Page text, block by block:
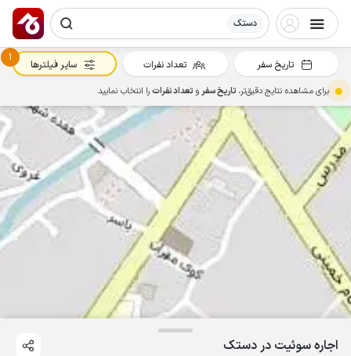
دستک
اجاره سوئیت در دستک
تاریخ سفر تعداد نفرات
1
سایر فیلترها
برای مشاهده نتایج دقیق‌تر، تاریخ سفرو تعداد نفراترا انتخاب نمایید